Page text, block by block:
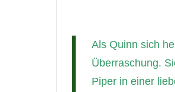
Als Quinn sich
Überraschung.
Piper in einer